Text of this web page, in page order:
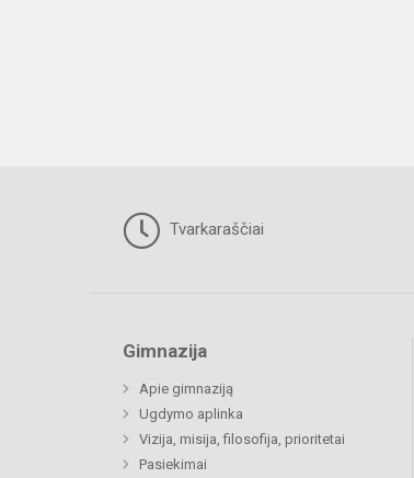
Tvarkaraščiai
Gimnazija
Apie gimnaziją
Ugdymo aplinka
Vizija, misija, filosofija, prioritetai
Pasiekimai